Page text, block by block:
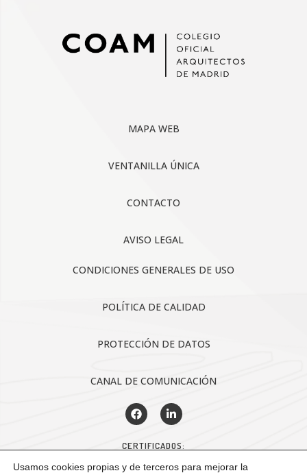
MAPA WEB
VENTANILLA ÚNICA
CONTACTO
AVISO LEGAL
CONDICIONES GENERALES DE USO
POLÍTICA DE CALIDAD
PROTECCIÓN DE DATOS
CANAL DE COMUNICACIÓN
CERTIFICADOS:
Usamos cookies propias y de terceros para mejorar la